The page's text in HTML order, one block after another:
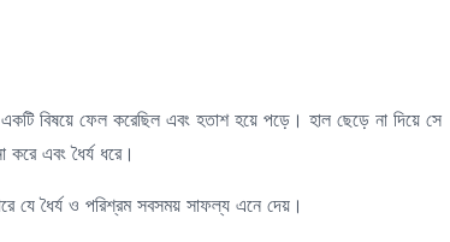
বিষয়ে ফেল করেছিল এবং হতাশ হয়ে পড়ে। হাল ছেড়ে না দিয়ে সে
এবং ধৈর্য ধরে।
যে ধৈর্য ও পরিশ্রম সবসময় সাফল্য এনে দেয়।